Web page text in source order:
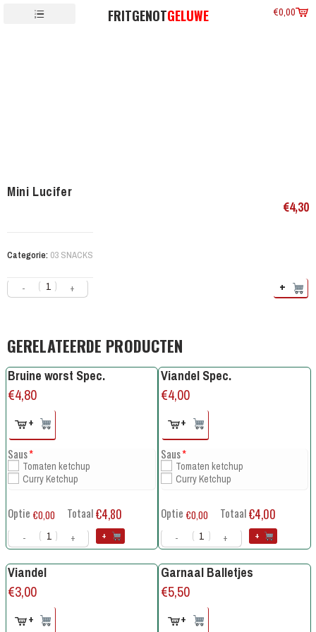
FRITGENOTGELUWE €0,00
Mini Lucifer
€4,30
Categorie: 03 SNACKS
- + +
GERELATEERDE PRODUCTEN
Bruine worst Spec.
€4,80
+
Saus*
Tomaten ketchup
Curry Ketchup
Optie €0,00 Totaal€4,80
- + +
Viandel Spec.
€4,00
+
Saus*
Tomaten ketchup
Curry Ketchup
Optie €0,00 Totaal€4,00
- + +
Viandel
€3,00
+
Garnaal Balletjes
€5,50
+